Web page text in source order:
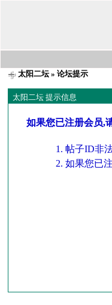
太阳二坛» 论坛提示
太阳二坛 提示信息
如果您已注册会员,
帖子ID非
如果您已